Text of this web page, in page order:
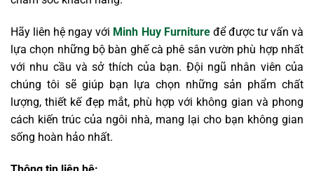
Hãy liên hệ ngay với Minh Huy Furnituređể được tư vấn và
lựa chọn những bộ bàn ghế cà phê sân vườn phù hợp nhất
với nhu cầu và sở thích của bạn. Đội ngũ nhân viên của
chúng tôi sẽ giúp bạn lựa chọn những sản phẩm chất
lượng, thiết kế đẹp mắt, phù hợp với không gian và phong
cách kiến trúc của ngôi nhà, mang lại cho bạn không gian
sống hoàn hảo nhất.